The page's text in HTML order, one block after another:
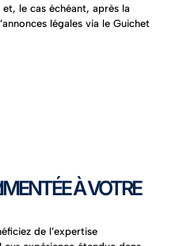
le cas échéant, après la
légales via le Guichet
À VOTRE
de l’expertise